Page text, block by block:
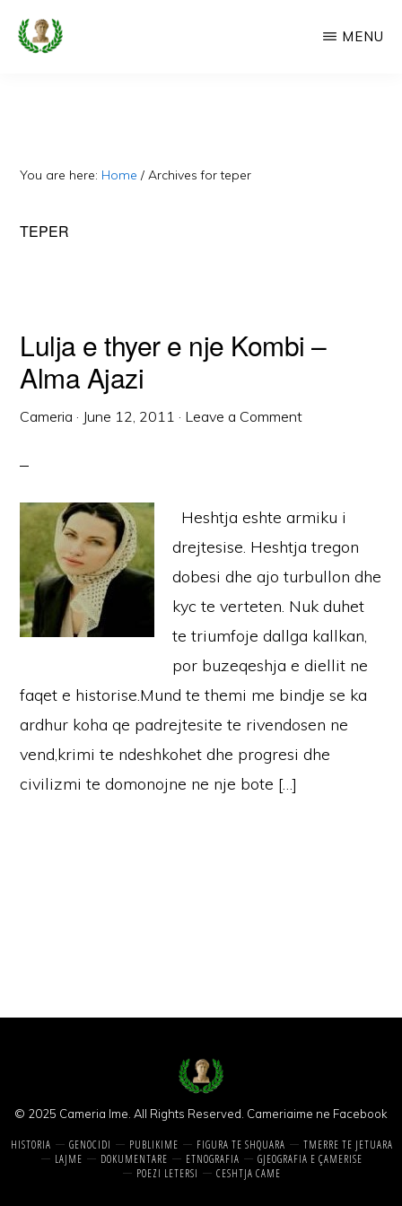
Skip
Faqe
Dedikuar
MENU
You are here: Home / Archives for teper
TEPER
Lulja e thyer e nje Kombi –
Alma Ajazi
Cameria · June 12, 2011 · Leave a Comment
Heshtja eshte armiku i
drejtesise. Heshtja tregon
dobesi dhe ajo turbullon dhe
kyc te verteten. Nuk duhet
te triumfoje dallga kallkan,
por buzeqeshja e diellit ne
faqet e historise.Mund te themi me bindje se ka
ardhur koha qe padrejtesite te rivendosen ne
vend,krimi te ndeshkohet dhe progresi dhe
civilizmi te domonojne ne nje bote […]
© 2025 Cameria Ime. All Rights Reserved. Cameriaime ne Facebook
HISTORIA GENOCIDI PUBLIKIME FIGURA TE SHQUARA
TMERRE TE JETUARA
LAJME
DOKUMENTARE ETNOGRAFIA
GJEOGRAFIA E ÇAMERISE
POEZI LETERSI
CESHTJA CAME